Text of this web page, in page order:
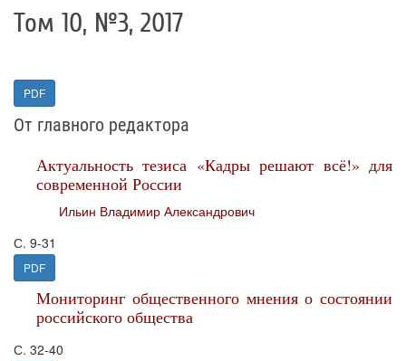
Том 10, №3, 2017
PDF
От главного редактора
Актуальность тезиса «Кадры решают всё!» для
современной России
Ильин Владимир Александрович
С. 9-31
PDF
Мониторинг общественного мнения о состоянии
российского общества
С. 32-40